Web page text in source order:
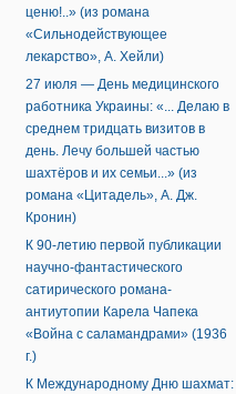
ценю!..» (из романа
«Сильнодействующее
лекарство», А. Хейли)
27 июля — День медицинского
работника Украины: «... Делаю в
среднем тридцать визитов в
день. Лечу большей частью
шахтёров и их семьи...» (из
романа «Цитадель», А. Дж.
Кронин)
К 90-летию первой публикации
научно-фантастического
сатирического романа-
антиутопии Карела Чапека
«Война с саламандрами» (1936
г.)
К Международному Дню шахмат: